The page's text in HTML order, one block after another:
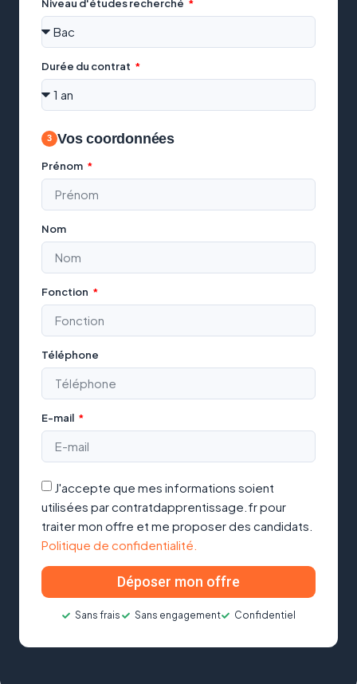
Niveau d'études recherché
Durée du contrat
Vos coordonnées
Prénom
Nom
Fonction
Téléphone
E-mail
J'accepte que mes informations soient
utilisées par contratdapprentissage.fr pour
traiter mon offre et me proposer des candidats.
Politique de confidentialité.
Déposer mon offre
Sans frais Sans engagement Confidentiel